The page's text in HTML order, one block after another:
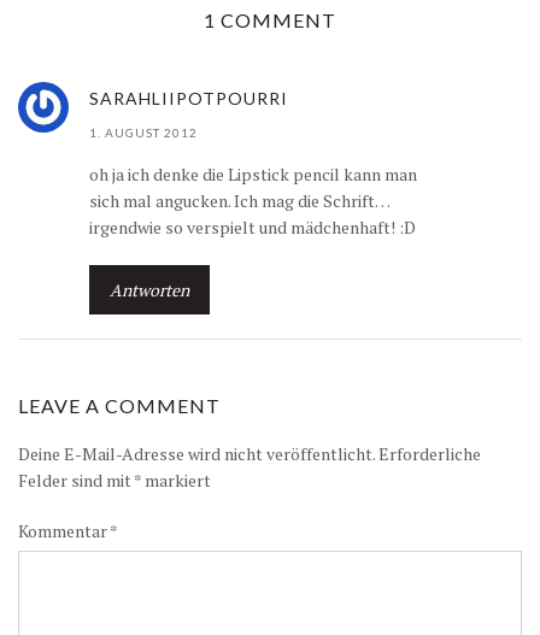
1 COMMENT
SARAHLIIPOTPOURRI
1. AUGUST 2012
oh ja ich denke die Lipstick pencil kann man
sich mal angucken. Ich mag die Schrift…
irgendwie so verspielt und mädchenhaft! :D
Antworten
LEAVE A COMMENT
Deine E-Mail-Adresse wird nicht veröffentlicht.Erforderliche
Felder sind mit* markiert
Kommentar*